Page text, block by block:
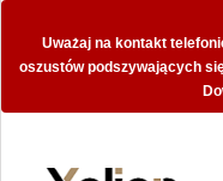
Uważaj na kontakt
oszustów podszywających